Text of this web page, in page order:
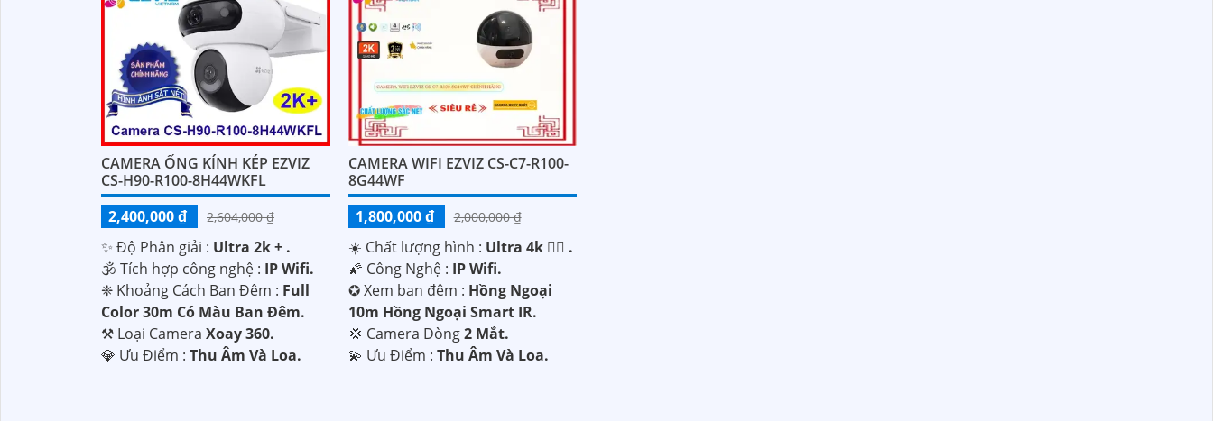
CAMERA ỐNG KÍNH KÉP EZVIZ
CS-H90-R100-8H44WKFL
2,400,000 ₫
2,604,000 ₫
✨ Độ Phân giải : Ultra 2k + .
🕉️ Tích hợp công nghệ : IP Wifi.
❈ Khoảng Cách Ban Đêm : Full
Color 30m Có Màu Ban Ðêm.
⚒ Loại Camera Xoay 360.
️💎 Ưu Điểm : Thu Âm Và Loa.
CAMERA WIFI EZVIZ CS-C7-R100-
8G44WF
1,800,000 ₫
2,000,000 ₫
☀️ Chất lượng hình : Ultra 4k 👍🏾 .
🌠 Công Nghệ : IP Wifi.
✪ Xem ban đêm : Hồng Ngoại
10m Hồng Ngoại Smart IR.
💢 Camera Dòng2 Mắt.
️💫 Ưu Điểm : Thu Âm Và Loa.